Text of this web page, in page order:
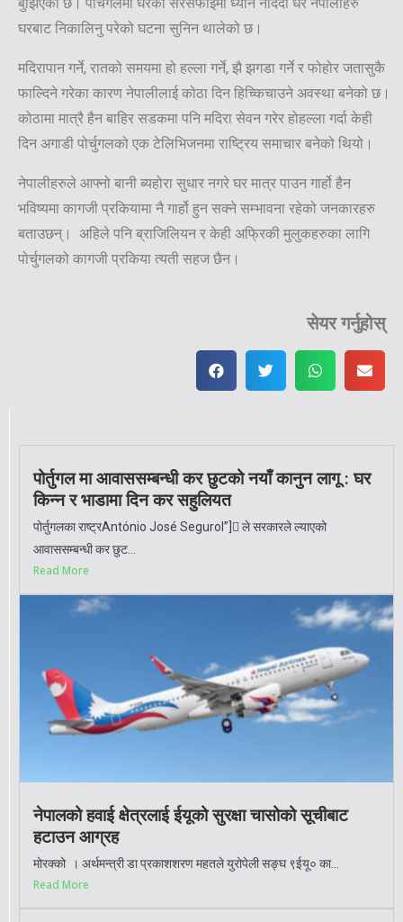
बुझिएको छ। पोर्चगलमा घरको सरसफाईमा ध्यान नदिदा धेरै नेपालीहरु
घरबाट निकालिनु परेको घटना सुनिन थालेको छ।
मदिरापान गर्ने, रातको समयमा हो हल्ला गर्ने, झै झगडा गर्ने र फोहोर जतासुकै
फाल्दिने गरेका कारण नेपालीलाई कोठा दिन हिच्किचाउने अवस्था बनेको छ।
कोठामा मात्रै हैन बाहिर सडकमा पनि मदिरा सेवन गरेर होहल्ला गर्दा केही
दिन अगाडी पोर्चुगलको एक टेलिभिजनमा राष्ट्रिय समाचार बनेको थियो।
नेपालीहरुले आफ्नो बानी ब्यहोरा सुधार नगरे घर मात्र पाउन गार्हो हैन
भविष्यमा कागजी प्रकियामा नै गार्हो हुन सक्ने सम्भावना रहेको जनकारहरु
बताउछन्। अहिले पनि ब्राजिलियन र केही अफ्रिकी मुलुकहरुका लागि
पोर्चुगलको कागजी प्रकिया त्यती सहज छैन।
सेयर गर्नुहोस्
पोर्तुगल मा आवाससम्बन्धी कर छुटको नयाँ कानुन लागू : घर
किन्न र भाडामा दिन कर सहुलियत
पोर्तुगलका राष्ट्रAntónio José Segurol”] ले सरकारले ल्याएको
आवाससम्बन्धी कर छुट...
Read More
नेपालको हवाई क्षेत्रलाई ईयूको सुरक्षा चासोको सूचीबाट
हटाउन आग्रह
मोरक्को । अर्थमन्त्री डा प्रकाशशरण महतले युरोपेली सङ्घ ९ईयू० का...
Read More